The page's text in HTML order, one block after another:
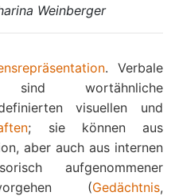
Weinberger
. Verbale
wortähnliche
visuellen und
; sie können aus
aber auch aus internen
aufgenommener
(Gedächtnis,